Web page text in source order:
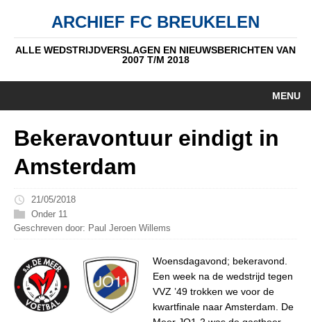
ARCHIEF FC BREUKELEN
ALLE WEDSTRIJDVERSLAGEN EN NIEUWSBERICHTEN VAN
2007 T/M 2018
MENU
AUTEURS
STANDEN
DATUM
Bekeravontuur eindigt in
Amsterdam
21/05/2018
Onder 11
Geschreven door: Paul Jeroen Willems
Woensdagavond; bekeravond.
Een week na de wedstrijd tegen
VVZ ’49 trokken we voor de
kwartfinale naar Amsterdam. De